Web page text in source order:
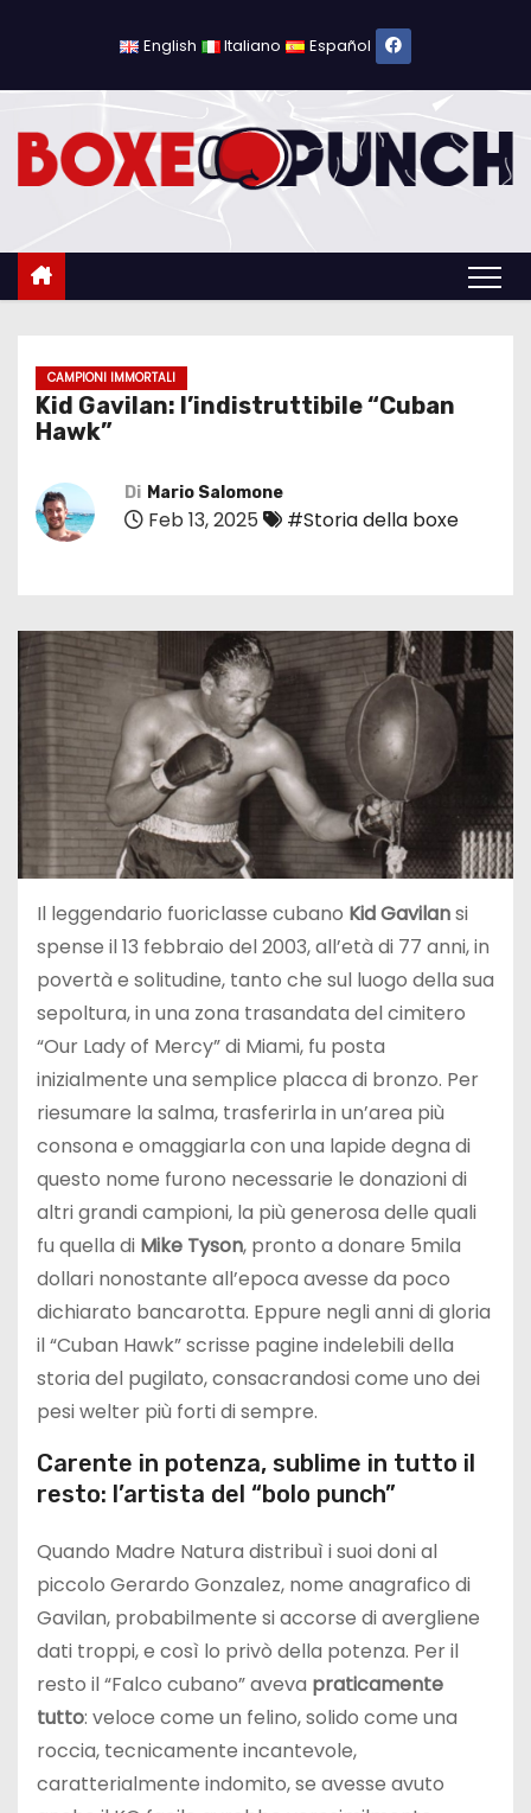
c
English Italiano Español
CAMPIONI IMMORTALI
Kid Gavilan: l’indistruttibile “Cuban
Hawk”
Di Mario Salomone
Feb 13, 2025 #Storia della boxe
Il leggendario fuoriclasse cubano Kid Gavilansi
spense il 13 febbraio del 2003, all’età di 77 anni, in
povertà e solitudine, tanto che sul luogo della sua
sepoltura, in una zona trasandata del cimitero
“Our Lady of Mercy” di Miami, fu posta
inizialmente una semplice placca di bronzo. Per
riesumare la salma, trasferirla in un’area più
consona e omaggiarla con una lapide degna di
questo nome furono necessarie le donazioni di
altri grandi campioni, la più generosa delle quali
fu quella di Mike Tyson, pronto a donare 5mila
dollari nonostante all’epoca avesse da poco
dichiarato bancarotta. Eppure negli anni di gloria
il “Cuban Hawk” scrisse pagine indelebili della
storia del pugilato, consacrandosi come uno dei
pesi welter più forti di sempre.
Carente in potenza, sublime in tutto il
resto: l’artista del “bolo punch”
Quando Madre Natura distribuì i suoi doni al
piccolo Gerardo Gonzalez, nome anagrafico di
Gavilan, probabilmente si accorse di avergliene
dati troppi, e così lo privò della potenza. Per il
resto il “Falco cubano” aveva praticamente
tutto: veloce come un felino, solido come una
roccia, tecnicamente incantevole,
caratterialmente indomito, se avesse avuto